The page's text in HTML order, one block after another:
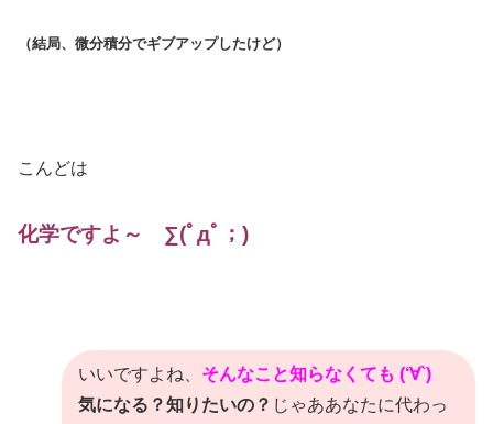
（結局、微分積分でギブアップしたけど）
こんどは
化学ですよ～ ∑(ﾟдﾟ；)
いいですよね、 そんなこと知らなくても (‘∀`)
気になる？知りたいの？ じゃああなたに代わっ